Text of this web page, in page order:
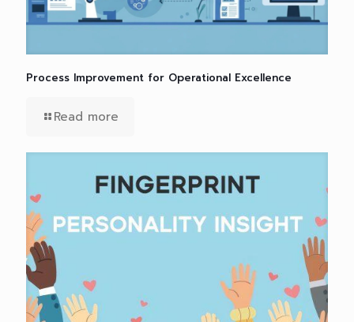
Process Improvement for Operational Excellence
Read more